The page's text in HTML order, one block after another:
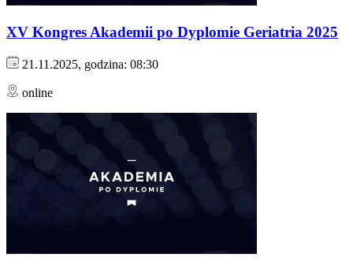
XV Kongres Akademii po Dyplomie Geriatria 2025
21.11.2025, godzina: 08:30
online